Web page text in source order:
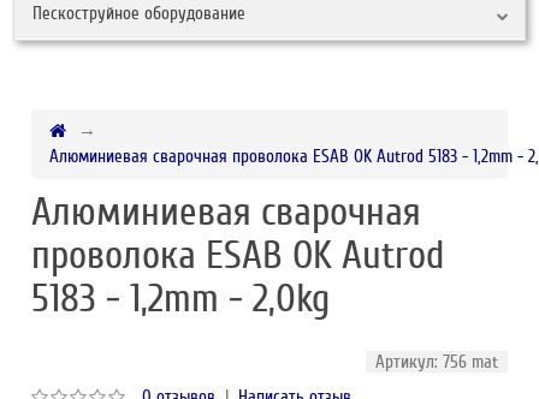
Пескоструйное оборудование
Алюминиевая сварочная проволока ESAB OK Autrod 5183 - 1,2mm -
Алюминиевая сварочная
проволока ESAB OK Autrod
5183 - 1,2mm - 2,0kg
Артикул: 756 mat